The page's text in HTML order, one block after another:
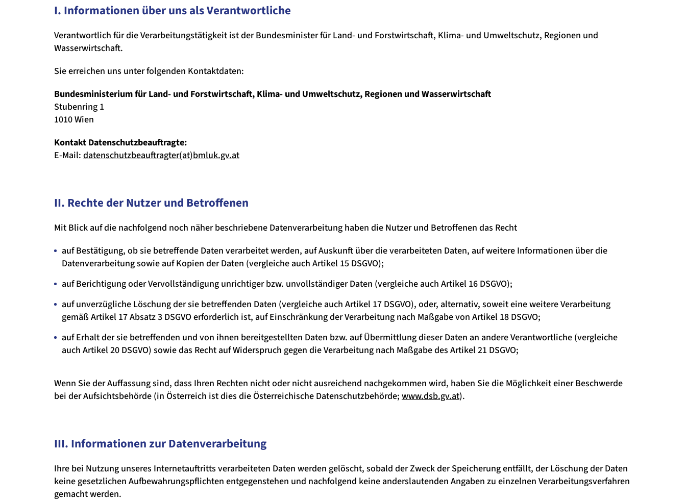
I. Informationen über uns als Verantwortliche
Verantwortlich für die Verarbeitungstätigkeit ist der Bundesminister für Land- und Forstwirtschaft, Klima- und Umweltschutz, Regionen und
Wasserwirtschaft.
Sie erreichen uns unter folgenden Kontaktdaten:
Bundesministerium für Land- und Forstwirtschaft, Klima- und Umweltschutz, Regionen und Wasserwirtschaft
Stubenring 1
1010 Wien
Kontakt Datenschutzbeauftragte:
E-Mail: datenschutzbeauftragter(at)bmluk.gv.at
II. Rechte der Nutzer und Betroffenen
Mit Blick auf die nachfolgend noch näher beschriebene Datenverarbeitung haben die Nutzer und Betroffenen das Recht
auf Bestätigung, ob sie betreffende Daten verarbeitet werden, auf Auskunft über die verarbeiteten Daten, auf weitere Informationen über die
Datenverarbeitung sowie auf Kopien der Daten (vergleiche auch Artikel 15 DSGVO);
auf Berichtigung oder Vervollständigung unrichtiger bzw. unvollständiger Daten (vergleiche auch Artikel 16 DSGVO);
auf unverzügliche Löschung der sie betreffenden Daten (vergleiche auch Artikel 17 DSGVO), oder, alternativ, soweit eine weitere Verarbeitung
gemäß Artikel 17 Absatz 3 DSGVO erforderlich ist, auf Einschränkung der Verarbeitung nach Maßgabe von Artikel 18 DSGVO;
auf Erhalt der sie betreffenden und von ihnen bereitgestellten Daten bzw. auf Übermittlung dieser Daten an andere Verantwortliche (vergleiche
auch Artikel 20 DSGVO) sowie das Recht auf Widerspruch gegen die Verarbeitung nach Maßgabe des Artikel 21 DSGVO;
Wenn Sie der Auffassung sind, dass Ihren Rechten nicht oder nicht ausreichend nachgekommen wird, haben Sie die Möglichkeit einer Beschwerde
bei der Aufsichtsbehörde (in Österreich ist dies die Österreichische Datenschutzbehörde; www.dsb.gv.at).
III. Informationen zur Datenverarbeitung
Ihre bei Nutzung unseres Internetauftritts verarbeiteten Daten werden gelöscht, sobald der Zweck der Speicherung entfällt, der Löschung der Daten
keine gesetzlichen Aufbewahrungspflichten entgegenstehen und nachfolgend keine anderslautenden Angaben zu einzelnen Verarbeitungsverfahren
gemacht werden.